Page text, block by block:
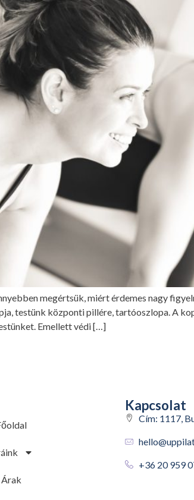
megértsük, miért érdemes nagy
testünk központi pillére, tartóoszlopa. A
Emellett védi […]
Árak
Kapcsolat
Cím: 1117,
+36 20 959